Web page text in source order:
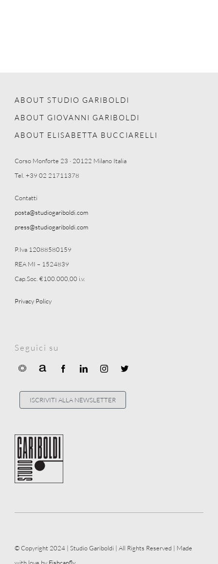
ABOUT STUDIO GARIBOLDI
ABOUT GIOVANNI GARIBOLDI
ABOUT ELISABETTA BUCCIARELLI
Corso Monforte 23 · 20122 Milano Italia
Tel. +39 02 21711378
Contatti
posta@studiogariboldi.com
press@studiogariboldi.com
P.Iva 12088580159
REA MI – 1524839
Cap.Soc. €100.000,00 i.v.
Privacy Policy
Seguici su
ISCRIVITI ALLA NEWSLETTER
© Copyright 2024 | Studio Gariboldi | All Rights Reserved | Made